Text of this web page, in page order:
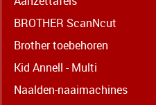
BROTHER ScanNcut
Brother toebehoren
Kid Annell - Multi
Naalden-naaimachines